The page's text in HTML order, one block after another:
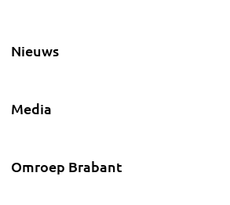
Nieuws
Media
Omroep Brabant